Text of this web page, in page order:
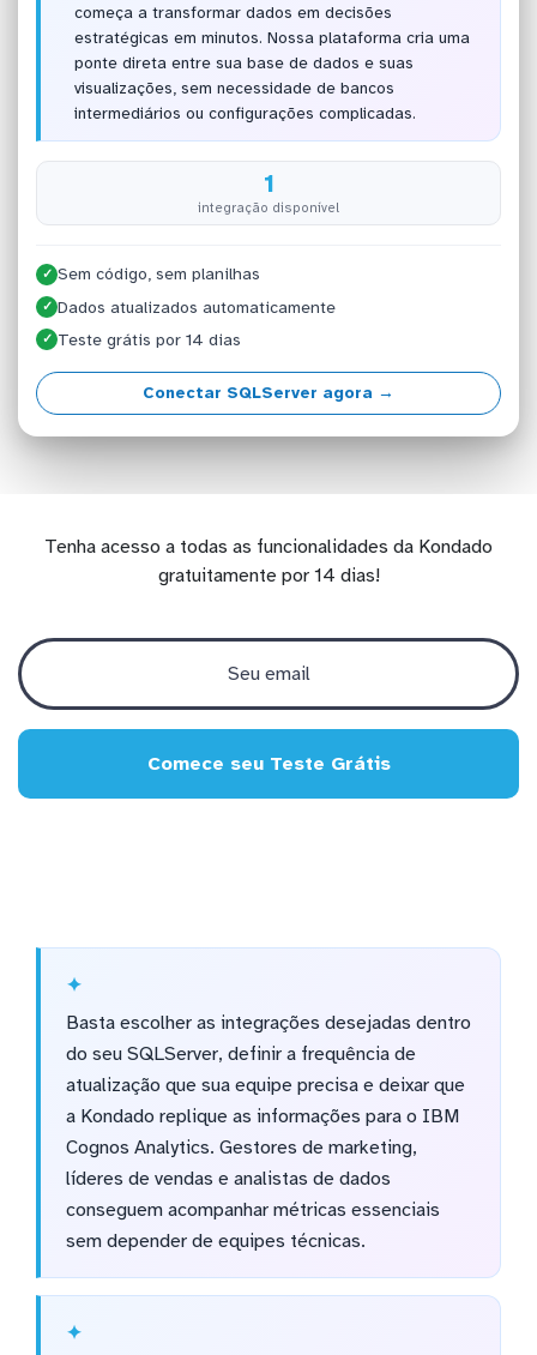
começa a transformar dados em decisões
estratégicas em minutos. Nossa plataforma cria uma
ponte direta entre sua base de dados e suas
visualizações, sem necessidade de bancos
intermediários ou configurações complicadas.
1
integração disponível
✓ Sem código, sem planilhas
✓ Dados atualizados automaticamente
✓ Teste grátis por 14 dias
Conectar SQLServer agora →
Tenha acesso a todas as funcionalidades da Kondado
gratuitamente por 14 dias!
Comece seu Teste Grátis
Basta escolher as integrações desejadas dentro
do seu SQLServer, definir a frequência de
atualização que sua equipe precisa e deixar que
a Kondado replique as informações para o IBM
Cognos Analytics. Gestores de marketing,
líderes de vendas e analistas de dados
conseguem acompanhar métricas essenciais
sem depender de equipes técnicas.